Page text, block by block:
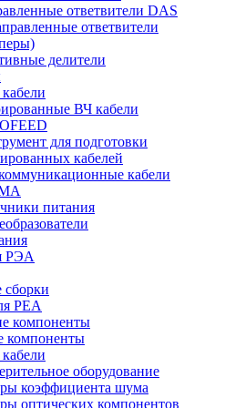
ответвители DAS
ответвители
делители
ВЧ кабели
для подготовки
кабелей
кабели
питания
РЭА
сборки
РЕА
компоненты
компоненты
оборудование
коэффициента шума
оптических компонентов